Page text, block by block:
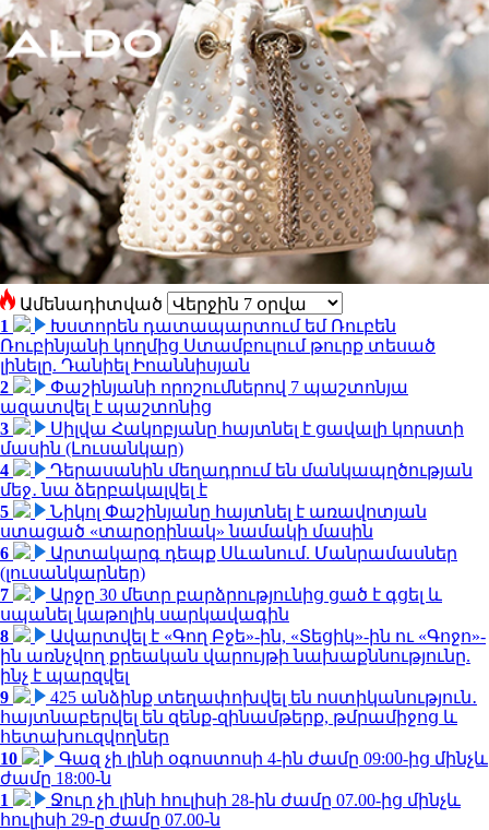
Ամենադիտված
1
Խստորեն դատապարտում եմ Ռուբեն
Ռուբինյանի կողմից Ստամբուլում թուրք տեսած
լինելը. Դանիել Իոաննիսյան
2
Փաշինյանի որոշումներով 7 պաշտոնյա
ազատվել է պաշտոնից
3
Սիլվա Հակոբյանը հայտնել է ցավալի կորստի
մասին (Լուսանկար)
4
Դերասանին մեղադրում են մանկապղծության
մեջ․ նա ձերբակալվել է
5
Նիկոլ Փաշինյանը հայտնել է առավոտյան
ստացած «տարօրինակ» նամակի մասին
6
Արտակարգ դեպք Սևանում. Մանրամասներ
(լուսանկարներ)
7
Արջը 30 մետր բարձրությունից ցած է գցել և
սպանել կաթոլիկ սարկավագին
8
Ավարտվել է «Գող Բջե»-ին, «Տեցիկ»-ին ու «Գոջո»-
ին առնչվող քրեական վարույթի նախաքննությունը.
ինչ է պարզվել
9
425 անձինք տեղափոխվել են ոստիկանություն․
հայտնաբերվել են զենք-զինամթերք, թմրամիջոց և
հետախուզվողներ
10
Գազ չի լինի օգոստոսի 4-ին ժամը 09:00-ից մինչև
ժամը 18:00-ն
1
Ջուր չի լինի հուլիսի 28-ին ժամը 07.00-ից մինչև
հուլիսի 29-ը ժամը 07.00-ն